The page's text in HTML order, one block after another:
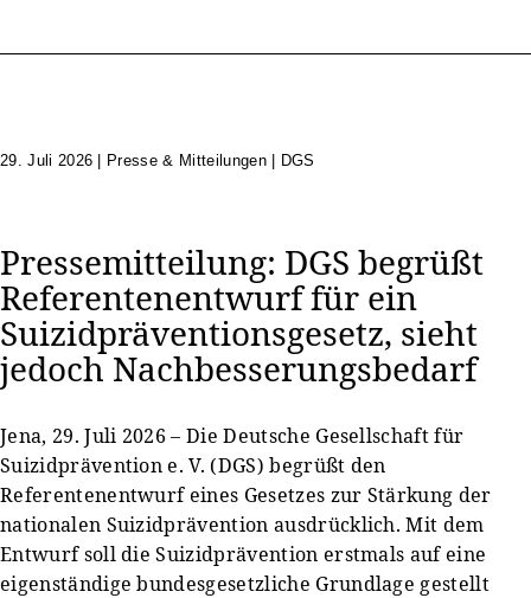
29. Juli 2026 | Presse & Mitteilungen | DGS
Pressemitteilung: DGS begrüßt
Referentenentwurf für ein
Suizidpräventionsgesetz, sieht
jedoch Nachbesserungsbedarf
Jena, 29. Juli 2026 – Die Deutsche Gesellschaft für
Suizidprävention e. V. (DGS) begrüßt den
Referentenentwurf eines Gesetzes zur Stärkung der
nationalen Suizidprävention ausdrücklich. Mit dem
Entwurf soll die Suizidprävention erstmals auf eine
eigenständige bundesgesetzliche Grundlage gestellt